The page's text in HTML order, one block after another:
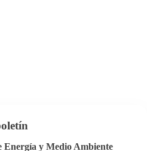
Energía y Medio Ambiente